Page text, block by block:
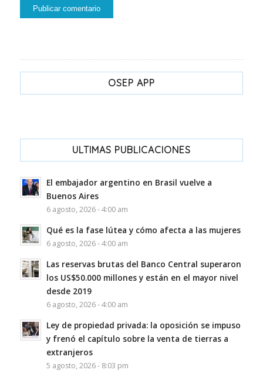
OSEP APP
ULTIMAS PUBLICACIONES
El embajador argentino en Brasil vuelve a
Buenos Aires
6 agosto, 2026 - 4:00 am
Qué es la fase lútea y cómo afecta a las mujeres
6 agosto, 2026 - 4:00 am
Las reservas brutas del Banco Central superaron
los US$50.000 millones y están en el mayor nivel
desde 2019
6 agosto, 2026 - 4:00 am
Ley de propiedad privada: la oposición se impuso
y frenó el capítulo sobre la venta de tierras a
extranjeros
5 agosto, 2026 - 8:03 pm